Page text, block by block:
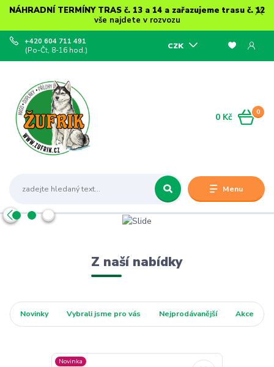
NÁHRADNÍ TERMÍNY TRAS č. 13 a 14 a zařazujeme trasu č. 12
vše najdete v rozvozu
Menu
+420 604 711 491
(Po-Čt, 8-16 hod.) CZK
0
0 Kč
Z naší nabídky
Novinky Vybrali jsme pro vás Nejprodávanější Akce
Novinka